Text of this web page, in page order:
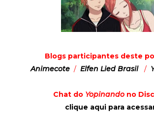
Blogs participantes deste
Animecote/ Elfen Lied Brasil /
Chat do Yopinandono
clique aqui para